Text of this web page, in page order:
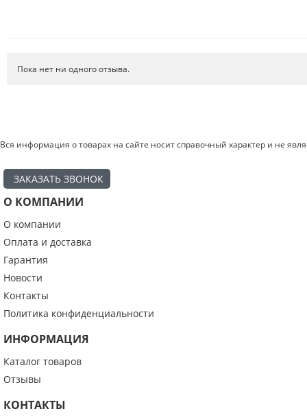
Введите код с картинки:
Я даю согласие на обработку моих персональных данных
ОПУБЛИКОВАТЬ
Нажатием на кнопку «Опубликовать» я даю свое согласие на обработку
персональных данных в соответствии с
Пока нет ни одного отзыва.
Вся информация о товарах на сайте носит справочный характер и не
ЗАКАЗАТЬ ЗВОНОК
О КОМПАНИИ
О компании
Оплата и доставка
Гарантия
Новости
Контакты
Политика конфиденциальности
ИНФОРМАЦИЯ
Каталог товаров
Отзывы
КОНТАКТЫ